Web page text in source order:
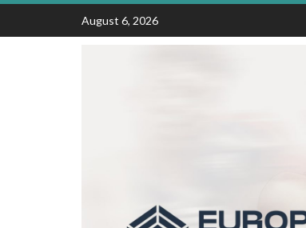
Skip
content
August 6, 2026